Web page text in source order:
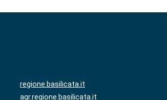
regione.basilicata.it
agr.regione.basilicata.it